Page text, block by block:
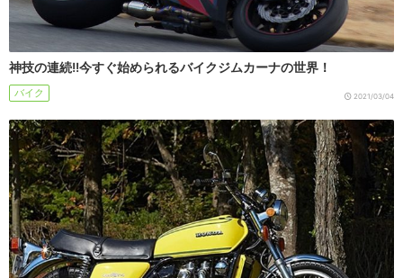
神技の連続!!今すぐ始められるバイクジムカーナの世界！
バイク 2021/03/04